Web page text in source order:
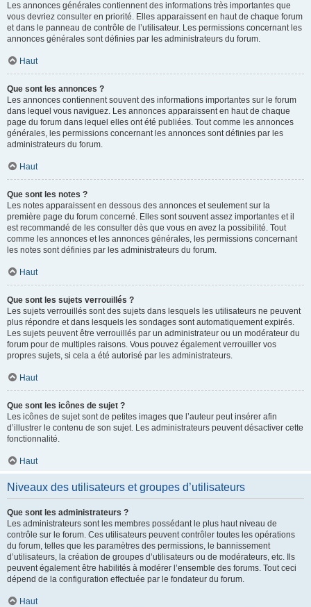
Les annonces générales contiennent des informations très importantes que
vous devriez consulter en priorité. Elles apparaissent en haut de chaque forum
et dans le panneau de contrôle de l’utilisateur. Les permissions concernant les
annonces générales sont définies par les administrateurs du forum.
Haut
Que sont les annonces ?
Les annonces contiennent souvent des informations importantes sur le forum
dans lequel vous naviguez. Les annonces apparaissent en haut de chaque
page du forum dans lequel elles ont été publiées. Tout comme les annonces
générales, les permissions concernant les annonces sont définies par les
administrateurs du forum.
Haut
Que sont les notes ?
Les notes apparaissent en dessous des annonces et seulement sur la
première page du forum concerné. Elles sont souvent assez importantes et il
est recommandé de les consulter dès que vous en avez la possibilité. Tout
comme les annonces et les annonces générales, les permissions concernant
les notes sont définies par les administrateurs du forum.
Haut
Que sont les sujets verrouillés ?
Les sujets verrouillés sont des sujets dans lesquels les utilisateurs ne peuvent
plus répondre et dans lesquels les sondages sont automatiquement expirés.
Les sujets peuvent être verrouillés par un administrateur ou un modérateur du
forum pour de multiples raisons. Vous pouvez également verrouiller vos
propres sujets, si cela a été autorisé par les administrateurs.
Haut
Que sont les icônes de sujet ?
Les icônes de sujet sont de petites images que l’auteur peut insérer afin
d’illustrer le contenu de son sujet. Les administrateurs peuvent désactiver cette
fonctionnalité.
Haut
Niveaux des utilisateurs et groupes d’utilisateurs
Que sont les administrateurs ?
Les administrateurs sont les membres possédant le plus haut niveau de
contrôle sur le forum. Ces utilisateurs peuvent contrôler toutes les opérations
du forum, telles que les paramètres des permissions, le bannissement
d’utilisateurs, la création de groupes d’utilisateurs ou de modérateurs, etc. Ils
peuvent également être habilités à modérer l’ensemble des forums. Tout ceci
dépend de la configuration effectuée par le fondateur du forum.
Haut